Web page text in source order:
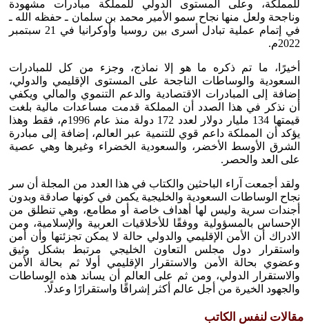
للمملكة، وعلى المستوى الدولي للمملكة مبادرات مشهودة
وناجحة ولعل منها نجاح سمو الأمير محمد بن سلمان ـ حفظه الله ـ
في إتمام عملية تبادل أسرى بين روسيا وأوكرانيا في 21 سبتمبر
2022م.
أخيرًا، ما تم ذكره ما هو إلا نماذج، وجزء من كل للمبادرات
السعودية والوساطات الناجحة على المستوى الإقليمي والدولي،
إضافة إلى المبادرات الاقتصادية والدعم التنموي والمالي ويكفي
أن نذكر في هذا الصدد أن المملكة قدمت مساعدات مالية بلغت
قيمتها 134 مليار دولار لعدد 172 دولة منذ عام 1996م، فقط وهذا
يؤكد أن المملكة داعم قوي للتنمية عبر العالم، إضافة إلى مبادرة
الشرق الأوسط الأخضر، والسعودية الخضراء وغيرها وهي عصية
على العد والحصر.
ولقد أجمعت آراء الباحثين والكتاب في هذا العدد من المجلة أن سر
نجاح الوساطات السعودية والخليجية يكمن في كونها صادقة وبدون
أجندات سرية وليس لها أهداف خاصة أو مطامع، وهي تنطلق من
الإحساس بالمسؤولية ووفقًا للأخلاقيات العربية والإسلامية، ومن
الادراك أن الأمن الإقليمي والدولي حالة لا يمكن تجزئتها وأن أمن
واستقرار دول مجلس التعاون الخليجي مرتبط بشكل وثيق
وعضوي بحالة الأمن والاستقرار الإقليمي أولا ثم بحالة الأمن
والاستقرار الدولي، ومن ثم على العالم أن يساند هذه الوساطات
والجهود الخيرة من أجل عالم أكثر إشراقًا واستقرارًا وعدلًا.
مقالات لنفس الكاتب